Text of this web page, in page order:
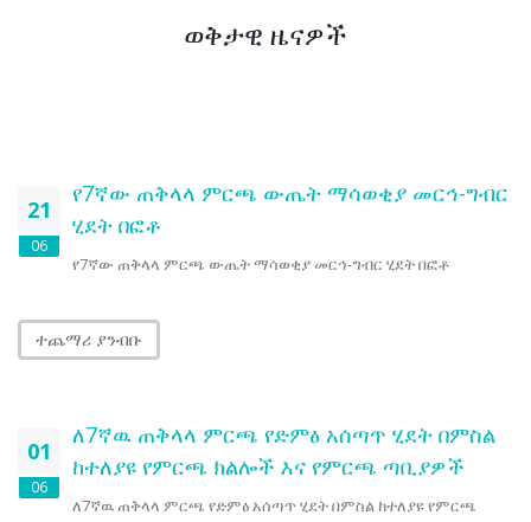
ወቅታዊ ዜናዎች
21
06
የ7ኛው ጠቅላላ ምርጫ ውጤት ማሳወቂያ መርኅ-ግብር
ሂደት በፎቶ
የ7ኛው ጠቅላላ ምርጫ ውጤት ማሳወቂያ መርኅ-ግብር ሂደት በፎቶ
ተጨማሪ ያንብቡ
01
06
ለ7ኛዉ ጠቅላላ ምርጫ የድምፅ አሰጣጥ ሂደት በምስል
ከተለያዩ የምርጫ ክልሎች እና የምርጫ ጣቢያዎች
ለ7ኛዉ ጠቅላላ ምርጫ የድምፅ አሰጣጥ ሂደት በምስል ከተለያዩ የምርጫ